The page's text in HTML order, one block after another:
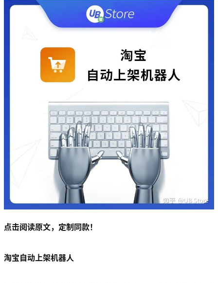
点击阅读原文，定制同款！
淘宝自动上架机器人